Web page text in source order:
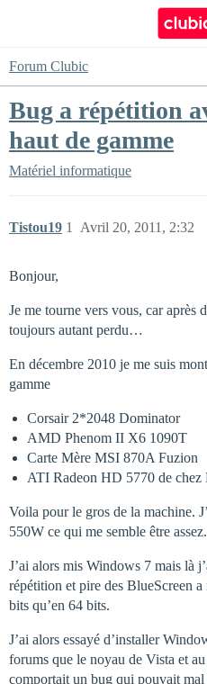
Forum Clubic
Bug a répétition
haut de gamme
Matériel informatique
Tistou19 Avril 20, 2011, 2:32
1
Bonjour,
Je me tourne vers vous, car après
toujours autant perdu…
En décembre 2010 je me suis
gamme
Corsair 2*2048 Dominator
AMD Phenom II X6 1090T
Carte Mère MSI 870A Fuzion
ATI Radeon HD 5770 de chez
Voila pour le gros de la machine.
550W ce qui me semble être assez.
J’ai alors mis Windows 7 mais là
répétition et pire des BlueScreen
bits qu’en 64 bits.
J’ai alors essayé d’installer
forums que le noyau de Vista et
comportait un bug qui pouvait mal